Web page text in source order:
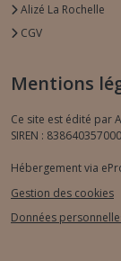
Alizé La Rochelle
CGV
Mentions
Ce site est édité par
SIREN :
Hébergement via
Gestion des cookies
Données